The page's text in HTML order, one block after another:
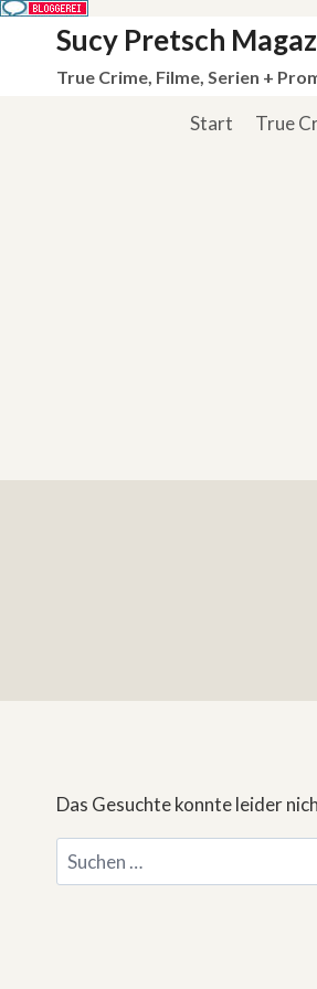
springen
Sucy Pretsch
True Crime, Filme, Serien +
Start True
Das Gesuchte konnte leider
Suchen
nach: